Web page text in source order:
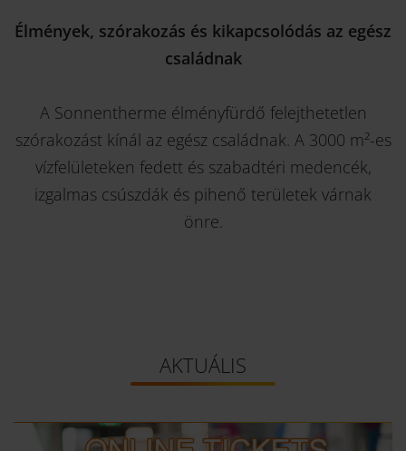
Élmények, szórakozás és kikapcsolódás az egész
családnak
A Sonnentherme élményfürdő felejthetetlen
szórakozást kínál az egész családnak. A 3000 m²-es
vízfelületeken fedett és szabadtéri medencék,
izgalmas csúszdák és pihenő területek várnak
önre.
AKTUÁLIS